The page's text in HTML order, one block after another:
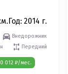
Год: 2014 г.
Внедорожник
Передний
012 ₽/мес.